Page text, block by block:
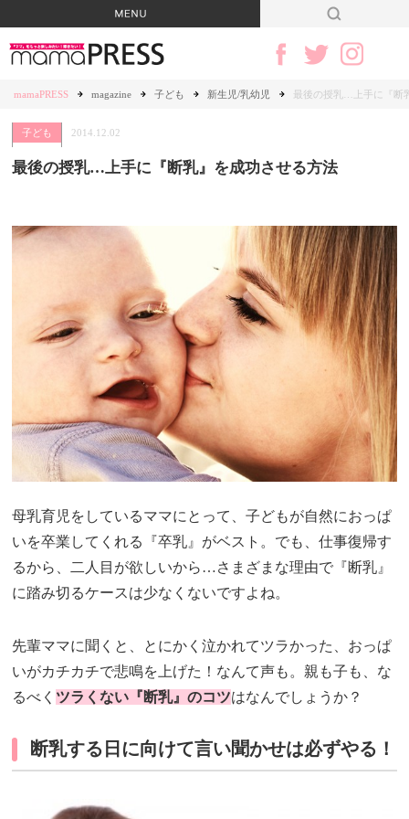
mamaPRESS magazine 子ども 新生児/乳幼児 最後の授乳…上手に『断
子ども 2014.12.02
最後の授乳…上手に『断乳』を成功させる方法
母乳育児をしているママにとって、子どもが自然におっぱ
いを卒業してくれる『卒乳』がベスト。でも、仕事復帰す
るから、二人目が欲しいから…さまざまな理由で『断乳』
に踏み切るケースは少なくないですよね。
先輩ママに聞くと、とにかく泣かれてツラかった、おっぱ
いがカチカチで悲鳴を上げた！なんて声も。親も子も、な
るべく ツラくない『断乳』のコツはなんでしょうか？
断乳する日に向けて言い聞かせは必ずやる！